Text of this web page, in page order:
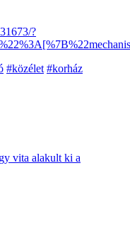
?
#közélet #korház
vita alakult ki a